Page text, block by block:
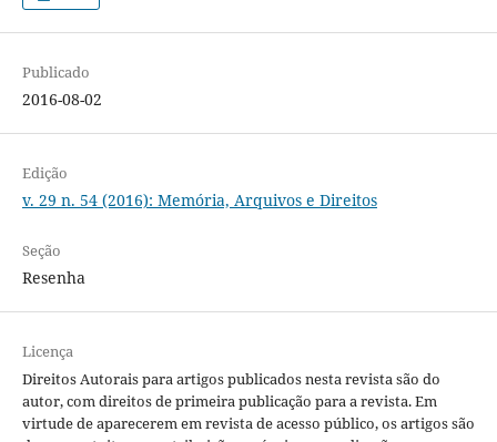
Publicado
2016-08-02
Edição
v. 29 n. 54 (2016): Memória, Arquivos e Direitos
Seção
Resenha
Licença
Direitos Autorais para artigos publicados nesta revista são do
autor, com direitos de primeira publicação para a revista. Em
virtude de aparecerem em revista de acesso público, os artigos são